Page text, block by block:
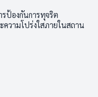
รป้องกันการทุจริต
ความโปร่งใสภายในสถาน